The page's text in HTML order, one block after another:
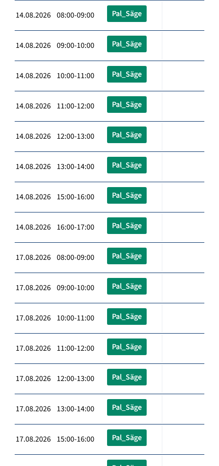
14.08.2026 08:00-09:00 Pal_Säge
14.08.2026 09:00-10:00 Pal_Säge
14.08.2026 10:00-11:00 Pal_Säge
14.08.2026 11:00-12:00 Pal_Säge
14.08.2026 12:00-13:00 Pal_Säge
14.08.2026 13:00-14:00 Pal_Säge
14.08.2026 15:00-16:00 Pal_Säge
14.08.2026 16:00-17:00 Pal_Säge
17.08.2026 08:00-09:00 Pal_Säge
17.08.2026 09:00-10:00 Pal_Säge
17.08.2026 10:00-11:00 Pal_Säge
17.08.2026 11:00-12:00 Pal_Säge
17.08.2026 12:00-13:00 Pal_Säge
17.08.2026 13:00-14:00 Pal_Säge
17.08.2026 15:00-16:00 Pal_Säge